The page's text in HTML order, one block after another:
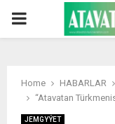
PRIMARY
Home HABARLAR
“Atavatan
JEMGYÝET